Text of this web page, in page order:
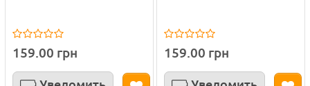
159.00 грн 159.00 грн